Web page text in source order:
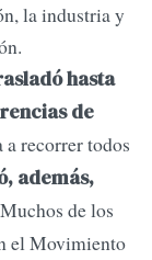
la industria y
hasta
de
recorrer todos
además,
Muchos de los
el Movimiento